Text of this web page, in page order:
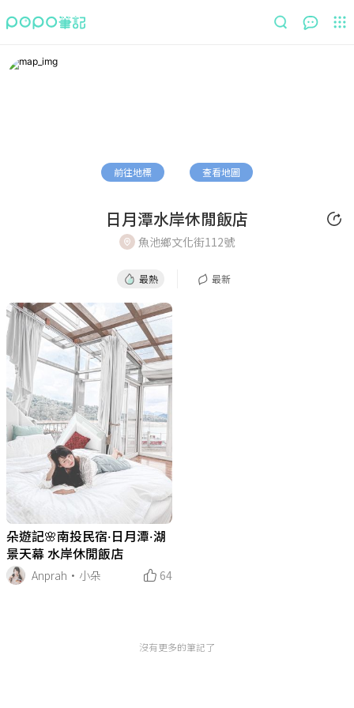
前往地標 查看地圖
日月潭水岸休閒飯店
魚池鄉文化街112號
最熱 最新
朵遊記🌸南投民宿·日月潭·湖
景天幕 水岸休閒飯店
Anprah·小朵
64
沒有更多的筆記了